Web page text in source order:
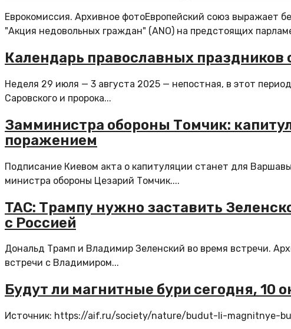
Еврокомиссия. Архивное фотоЕвропейский союз выражает
"Акция недовольных граждан" (ANO) на предстоящих
Календарь православных праздников
Неделя 29 июля — 3 августа 2025 — непостная, в этот
Саровского и пророка...
Замминистра обороны Томчик:
поражением
Подписание Киевом акта о капитуляции станет для
министра обороны Цезарий Томчик....
TAC: Трампу нужно заставить
с Россией
Дональд Трамп и Владимир Зеленский во время встречи.
встречи с Владимиром...
Будут ли магнитные бури сегодня, 10
Источник: https://aif.ru/society/nature/budut-li-magnitnye-